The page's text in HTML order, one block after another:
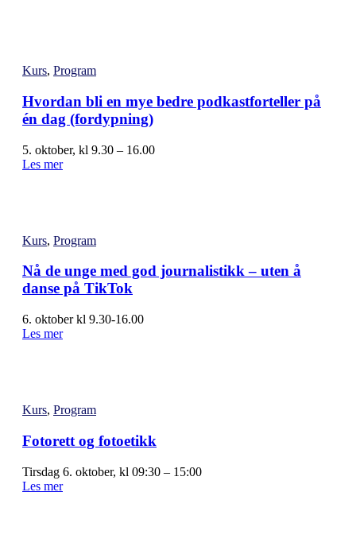
Kurs, Program
Hvordan bli en mye bedre podkastforteller på
én dag (fordypning)
5. oktober, kl 9.30 – 16.00
Les mer
Kurs, Program
Nå de unge med god journalistikk – uten å
danse på TikTok
6. oktober kl 9.30-16.00
Les mer
Kurs, Program
Fotorett og fotoetikk
Tirsdag 6. oktober, kl 09:30 – 15:00
Les mer